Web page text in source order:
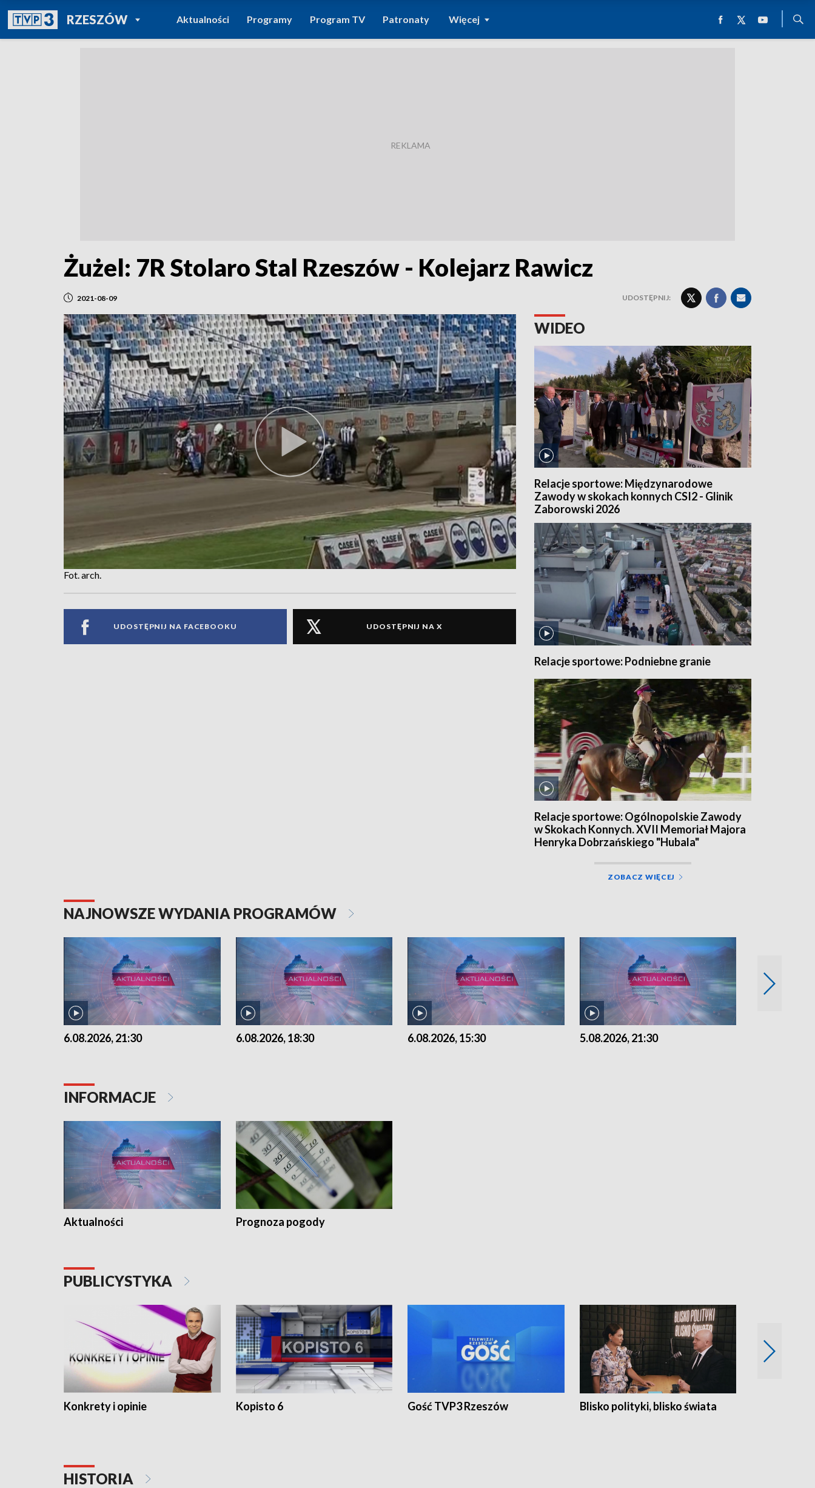
RZESZÓWPOWRÓT DO
TVP REGIONY
Aktualności Programy Program TV Patronaty Więcej
Żużel: 7R Stolaro Stal Rzeszów - Kolejarz Rawicz
2021-08-09 UDOSTĘPNIJ:
Fot. arch.
UDOSTĘPNIJ NA FACEBOOKU UDOSTĘPNIJ NA X
WIDEO
Relacje sportowe: Międzynarodowe
Zawody w skokach konnych CSI2 - Glinik
Zaborowski 2026
Relacje sportowe: Podniebne granie
Relacje sportowe: Ogólnopolskie Zawody
w Skokach Konnych. XVII Memoriał Majora
Henryka Dobrzańskiego "Hubala"
ZOBACZ WIĘCEJ
NAJNOWSZE WYDANIA PROGRAMÓW
6.08.2026, 21:30 6.08.2026, 18:30 6.08.2026, 15:30 5.08.2026, 21:30
INFORMACJE
Aktualności Prognoza pogody
PUBLICYSTYKA
Konkrety i opinie Kopisto 6 Gość TVP3 Rzeszów Blisko polityki, blisko świata
HISTORIA